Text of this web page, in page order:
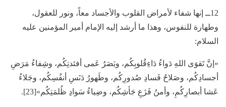
12ــ إنها شفاء لأمراض القلوب والأجساد معاً، ونور للعقول،
وطهارة للنفوس، وهذا ما أرشد إليه الإمام أمير المؤمنين عليه
السلام:
«إنَّ تَقوَى اللهِ دَواءُ دَاءِقُلوبِكُم، وبَصَرُ عَمى أفئدتِكُم، وشِفاءُ مَرَضِ
أجسادِكُم، وصَلاحُ فَسادِ صُدورِكُم، وطَهورُ دَنَسِ أنفُسِكُم، وجَلاءُ
عَشا أبصارِكُمِ، وأمنُ فَزَعِ جَأشِكُم، وضِياءُ سَوادِ ظُلمَتِكُم»[23].